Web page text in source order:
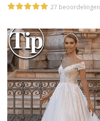
27 beoordelingen